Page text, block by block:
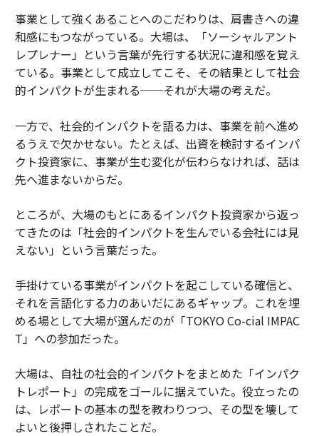
事業として強くあることへのこだわりは、肩書きへの違
和感にもつながっている。大場は、「ソーシャルアント
レプレナー」という言葉が先行する状況に違和感を覚え
ている。事業として成立してこそ、その結果として社会
的インパクトが生まれる──それが大場の考えだ。
一方で、社会的インパクトを語る力は、事業を前へ進め
るうえで欠かせない。たとえば、出資を検討するインパ
クト投資家に、事業が生む変化が伝わらなければ、話は
先へ進まないからだ。
ところが、大場のもとにあるインパクト投資家から返っ
てきたのは「社会的インパクトを生んでいる会社には見
えない」という言葉だった。
手掛けている事業がインパクトを起こしている確信と、
それを言語化する力のあいだにあるギャップ。これを埋
める場として大場が選んだのが「TOKYO Co-cial IMPAC
T」への参加だった。
大場は、自社の社会的インパクトをまとめた「インパク
トレポート」の完成をゴールに据えていた。役立ったの
は、レポートの基本の型を教わりつつ、その型を壊して
よいと後押しされたことだ。